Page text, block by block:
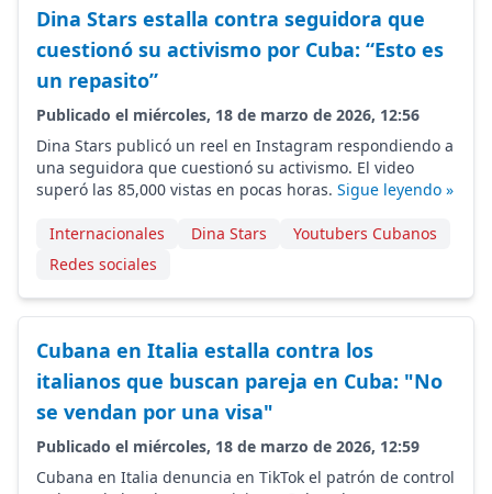
Dina Stars estalla contra seguidora que
cuestionó su activismo por Cuba: “Esto es
un repasito”
Publicado el miércoles, 18 de marzo de 2026, 12:56
Dina Stars publicó un reel en Instagram respondiendo a
una seguidora que cuestionó su activismo. El video
superó las 85,000 vistas en pocas horas. Sigue leyendo »
Internacionales Dina Stars
Youtubers Cubanos
Redes sociales
Cubana en Italia estalla contra los
italianos que buscan pareja en Cuba: "No
se vendan por una visa"
Publicado el miércoles, 18 de marzo de 2026, 12:59
Cubana en Italia denuncia en TikTok el patrón de control